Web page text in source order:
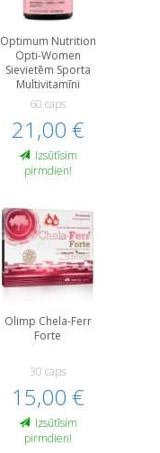
Optimum Nutrition
Opti-Women
Sievietēm Sporta
Multivitamīni
60 caps
21,00 €
Izsūtīsim
pirmdien!
Olimp Chela-Ferr
Forte
30 caps
15,00 €
Izsūtīsim
pirmdien!